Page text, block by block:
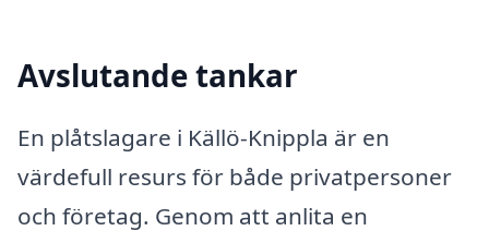
Avslutande tankar
En plåtslagare i Källö-Knippla är en
värdefull resurs för både privatpersoner
och företag. Genom att anlita en